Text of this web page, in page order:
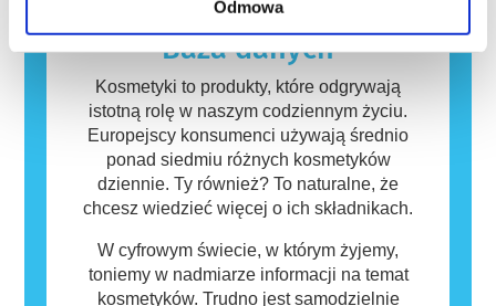
Odmowa
zagrożenia, w tym potencjalne zaburzenia
funkcjonowania układu hormonalnego.
Kosmetyki i produkty do pielęgnacji ciała
mogą zawierać składniki, które dla niektórych
osób mogą okazać się alergizujące. Nie
oznacza to jednak, że produkt nie jest
bezpieczny dla innych.
Baza danych
Kosmetyki to produkty, które odgrywają
istotną rolę w naszym codziennym życiu.
Europejscy konsumenci używają średnio
ponad siedmiu różnych kosmetyków
dziennie. Ty również? To naturalne, że
chcesz wiedzieć więcej o ich składnikach.
W cyfrowym świecie, w którym żyjemy,
toniemy w nadmiarze informacji na temat
kosmetyków. Trudno jest samodzielnie